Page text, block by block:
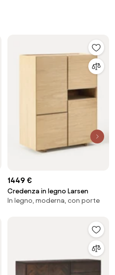
1449 €
Credenza in legno Larsen
In legno, moderna, con porte